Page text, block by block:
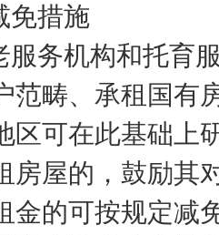
免措施
服务机构和托育
范畴、承租国有
区可在此基础上
房屋的，鼓励其
金的可按规定减